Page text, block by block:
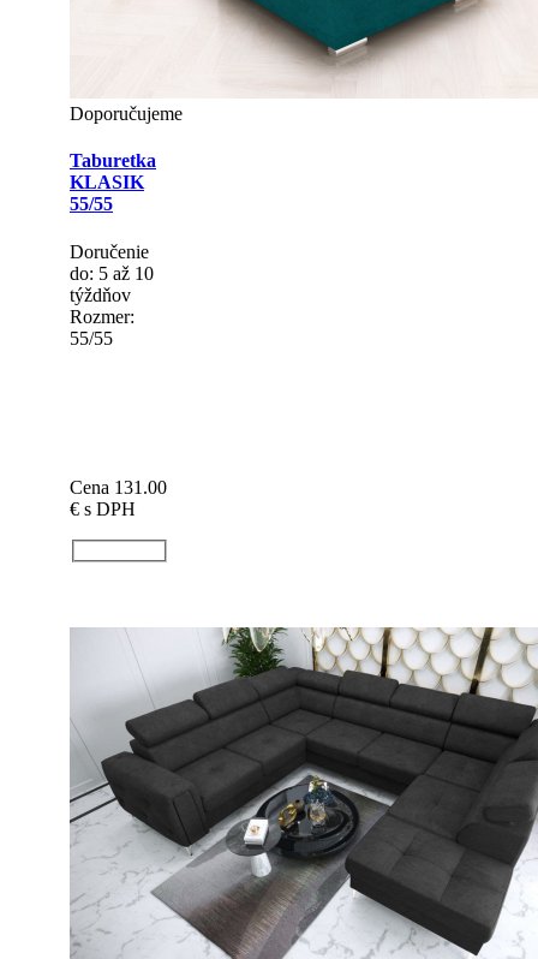
Doporučujeme
Taburetka
KLASIK
55/55
Doručenie
do: 5 až 10
týždňov
Rozmer:
55/55
Cena 131.00
€ s DPH